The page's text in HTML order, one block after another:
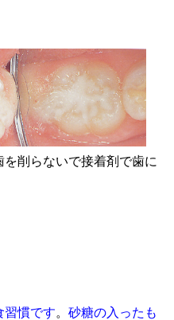
削らないで接着剤で歯に
習慣です。砂糖の入ったも